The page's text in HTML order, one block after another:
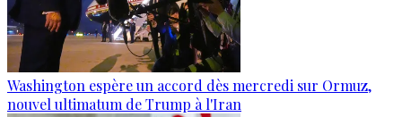
Washington espère un accord dès mercredi sur Ormuz,
nouvel ultimatum de Trump à l'Iran